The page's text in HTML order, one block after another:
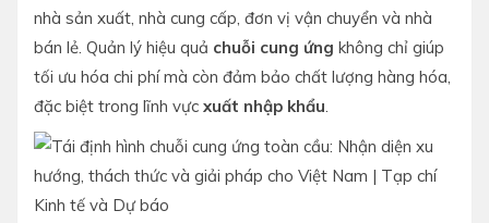
nhà sản xuất, nhà cung cấp, đơn vị vận chuyển và nhà
bán lẻ. Quản lý hiệu quả chuỗi cung ứng không chỉ giúp
tối ưu hóa chi phí mà còn đảm bảo chất lượng hàng hóa,
đặc biệt trong lĩnh vực xuất nhập khẩu.